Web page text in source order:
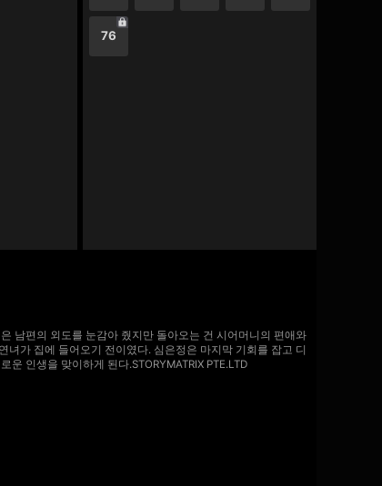
76
남편의 외도를 눈감아 줬지만 돌아오는 건 시어머니의 편애와
가 집에 들어오기 전이였다. 심은정은 마지막 기회를 잡고 디
인생을 맞이하게 된다.STORYMATRIX PTE.LTD